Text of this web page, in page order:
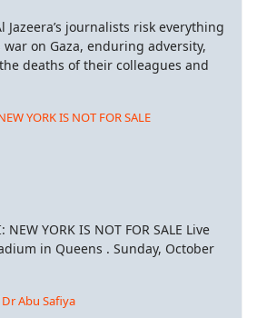
Jazeera’s journalists risk everything
war on Gaza, enduring adversity,
deaths of their colleagues and
YORK IS NOT FOR SALE
YORK IS NOT FOR SALE Live
in Queens . Sunday, October
Abu Safiya